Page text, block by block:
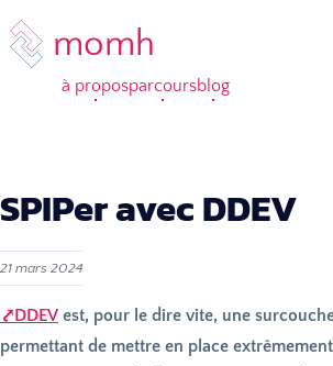
momh
à proposparcoursblog
SPIPer avecDDEV
21 mars 2024
DDEV est, pour le dire vite, une
permettant de mettre en place